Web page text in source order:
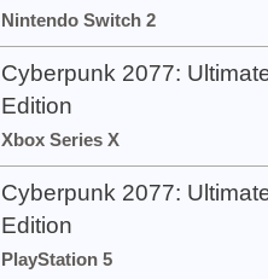
Nintendo Switch 2
Cyberpunk 2077:
Edition
Xbox Series X
Cyberpunk 2077:
Edition
PlayStation 5